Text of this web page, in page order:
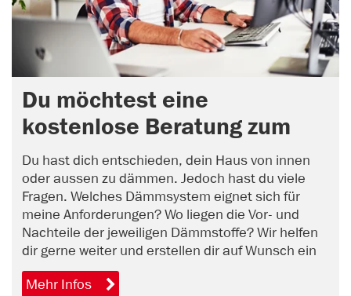
Du möchtest eine
kostenlose Beratung zum
Thema Dämmung?
Du hast dich entschieden, dein Haus von innen
oder aussen zu dämmen. Jedoch hast du viele
Fragen. Welches Dämmsystem eignet sich für
meine Anforderungen? Wo liegen die Vor- und
Nachteile der jeweiligen Dämmstoffe? Wir helfen
dir gerne weiter und erstellen dir auf Wunsch ein
unverbindliches Angebot. Vereinbare jetzt online
einen Beratungstermin.
Mehr Infos